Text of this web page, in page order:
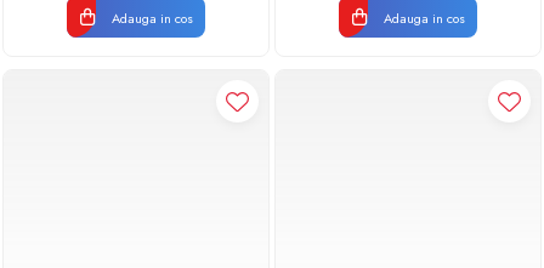
Adauga in cos Adauga in cos